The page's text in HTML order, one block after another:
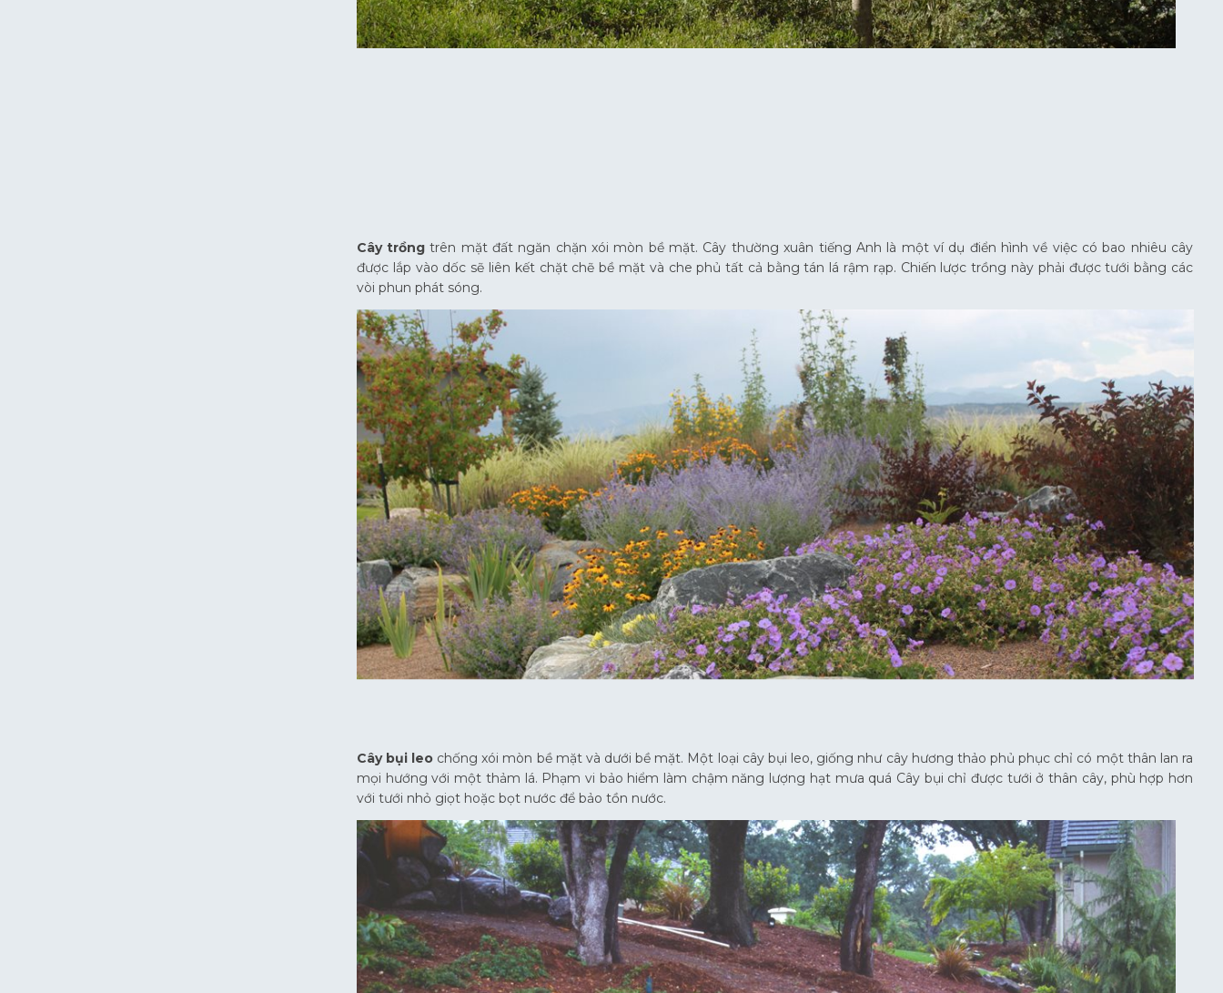
Cây trồng trên mặt đất ngăn chặn xói mòn bề mặt. Cây thường xuân tiếng Anh là một ví dụ điển hình về việc có bao nhiêu cây
được lắp vào dốc sẽ liên kết chặt chẽ bề mặt và che phủ tất cả bằng tán lá rậm rạp. Chiến lược trồng này phải được tưới bằng các
vòi phun phát sóng.
Cây bụi leo chống xói mòn bề mặt và dưới bề mặt. Một loại cây bụi leo, giống như cây hương thảo phủ phục chỉ có một thân lan ra
mọi hướng với một thảm lá. Phạm vi bảo hiểm làm chậm năng lượng hạt mưa quá Cây bụi chỉ được tưới ở thân cây, phù hợp hơn
với tưới nhỏ giọt hoặc bọt nước để bảo tồn nước.